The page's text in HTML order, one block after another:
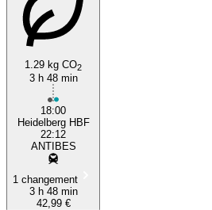
1.29 kg CO2
3 h 48 min
18:00
Heidelberg HBF
22:12
ANTIBES
1 changement
3 h 48 min
42,99 €